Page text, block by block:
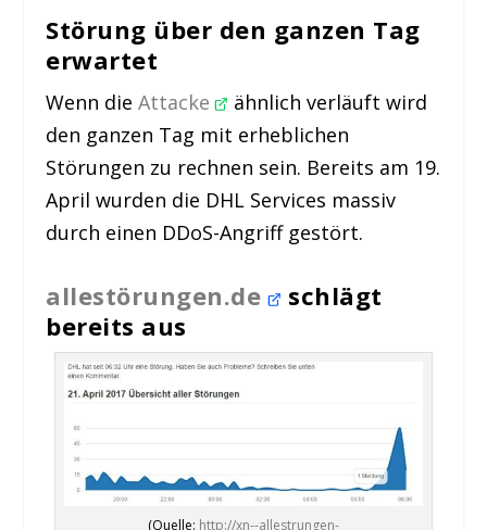
Störung über den ganzen Tag
erwartet
Wenn dieAttacke
ähnlich verläuft wird
den ganzen Tag mit erheblichen
Störungen zu rechnen sein. Bereits am 19.
April wurden die DHL Services massiv
durch einen DDoS-Angriff gestört.
allestörungen.de
schlägt
bereits aus
(Quelle: http://xn--allestrungen-